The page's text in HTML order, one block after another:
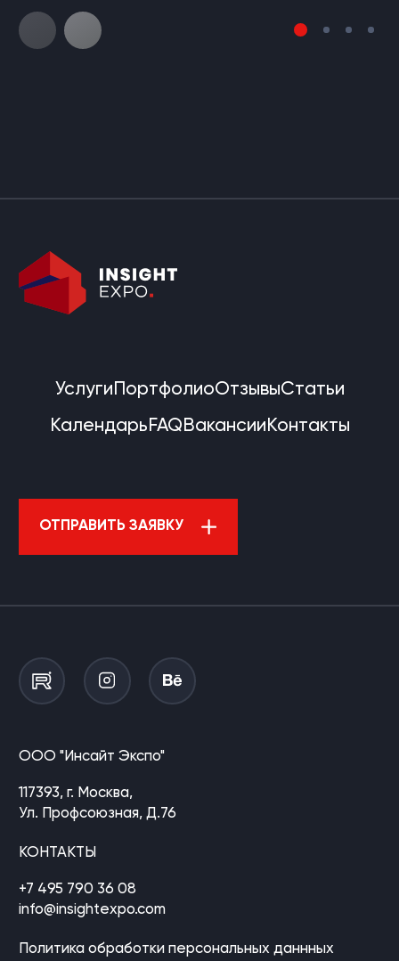
Услуги ПортфолиоОтзывыСтатьи
КалендарьFAQВакансииКонтакты
ОТПРАВИТЬ ЗАЯВКУ
ООО "Инсайт Экспо"
117393, г. Москва,
Ул. Профсоюзная, Д.76
КОНТАКТЫ
+7 495 790 36 08
info@insightexpo.com
Политика обработки персональных даннных